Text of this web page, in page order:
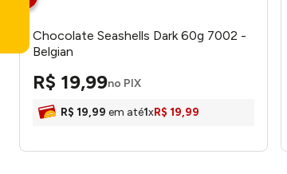
Chocolate Seashells Dark 60g 7002 -
Belgian
R$ 19,99no PIX
R$ 19,99 em até1xR$ 19,99